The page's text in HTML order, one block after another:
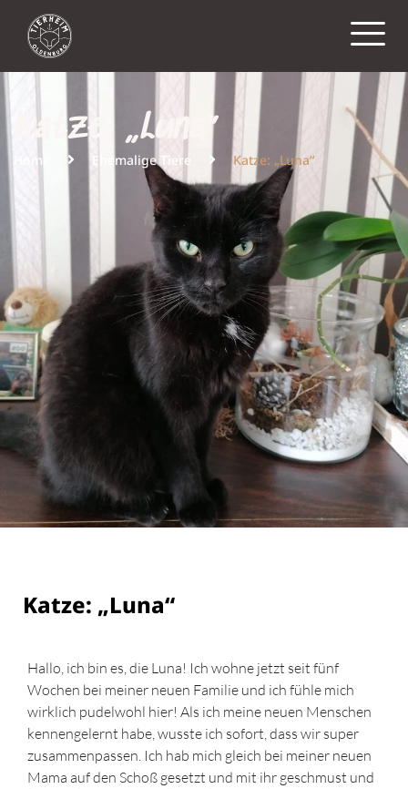
Katze: „Luna“
Home Ehemalige Tiere Katze: „Luna“
Katze: „Luna“
Hallo, ich bin es, die Luna! Ich wohne jetzt seit fünf
Wochen bei meiner neuen Familie und ich fühle mich
wirklich pudelwohl hier! Als ich meine neuen Menschen
kennengelernt habe, wusste ich sofort, dass wir super
zusammenpassen. Ich hab mich gleich bei meiner neuen
Mama auf den Schoß gesetzt und mit ihr geschmust und